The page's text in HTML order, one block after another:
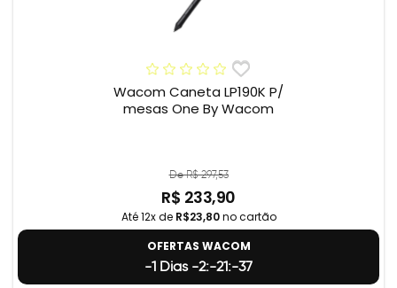
Wacom Caneta LP190K P/
mesas One By Wacom
De R$ 297,53
R$ 233,90
Até 12x de R$23,80no cartão
OFERTAS WACOM
-1 Dias -2:-21:-38